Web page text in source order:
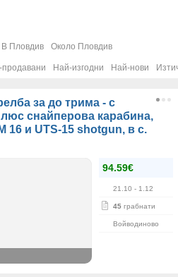
В Пловдив Около Пловдив
Най-изгодни Най-нови
за до трима - с
снайперова карабина,
16 и UTS-15 shotgun, в с.
94.59€
21.10 - 1.12
45 грабнати
Войводиново